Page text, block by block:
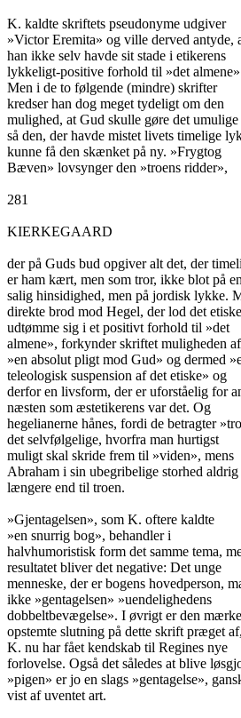
K. kaldte skriftets pseudonyme udgiver
»Victor Eremita» og ville derved antyde,
han ikke selv havde sit stade i etikerens
lykkeligt-positive forhold til »det
Men i de to følgende (mindre) skrifter
kredser han dog meget tydeligt om den
mulighed, at Gud skulle gøre det
så den, der havde mistet livets timelige
kunne få den skænket på ny. »Frygtog
Bæven» lovsynger den »troens ridder»,
281
KIERKEGAARD
der på Guds bud opgiver alt det, der
er ham kært, men som tror, ikke blot på en
salig hinsidighed, men på jordisk lykke.
direkte brod mod Hegel, der lod det etiske
udtømme sig i et positivt forhold til »det
almene», forkynder skriftet muligheden af
»en absolut pligt mod Gud» og dermed
teleologisk suspension af det etiske» og
derfor en livsform, der er uforståelig for
næsten som æstetikerens var det. Og
hegelianerne hånes, fordi de betragter
det selvfølgelige, hvorfra man hurtigst
muligt skal skride frem til »viden», mens
Abraham i sin ubegribelige storhed aldrig
længere end til troen.
»Gjentagelsen», som K. oftere kaldte
»en snurrig bog», behandler i
halvhumoristisk form det samme tema,
resultatet bliver det negative: Det unge
menneske, der er bogens hovedperson,
ikke »gentagelsen» »uendelighedens
dobbeltbevægelse». I øvrigt er den
opstemte slutning på dette skrift præget
K. nu har fået kendskab til Regines nye
forlovelse. Også det således at blive
»pigen» er jo en slags »gentagelse»,
vist af uventet art.